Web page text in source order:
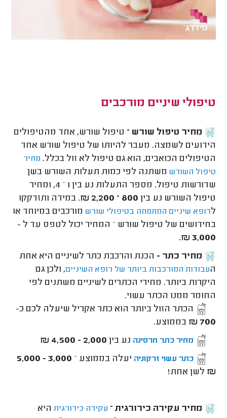
טיפולי שיניים מורכבים
מחיר טיפול שורש – טיפול שורש, אחד מהטיפולים
הידועים לשמצה. מעבר להיותו של טיפול שורש אחד
הטיפולים הכואבים, הוא גם טיפול לא זול בכלל. מחיר
טיפול השורש משתנה לפי כמות תעלות השורש בשן
שדורשות טיפול. מספר התעלות נע בין 1 – 4, ומחיר
טיפול השורש נע בין 800 – 2,200 ₪
. במידה ותזדקקו
לרופא שיניים המתמחה בטיפולי שורש מורכבים במיוחד או
בחידושים של טיפול שורש – המחיר יכול לטפס עד ל -
3,000 ₪.
מחיר כתר - הכנת והרכבת כתר לשיניים היא אחת
העבודות המורכבות ביותר של רופא השיניים, ולכן גם
היקרות ביותר. מחירי הכתרים לשיניים משתנים לפי
החומר ממנו הכתר עשוי.
הכתר הזול ביותר הוא כתר אקריל שיעלה לכם כ-
700 ₪
בממוצע.
מחיר כתר חרסינה נע בין 2,000 - 4,500 ₪
כתר עשוי זרקוניה יעלה בממוצע –
3,000 - 5,000
₪ לשן אחת!
מחיר עקירה כירורגית – עקירה כירורגית היא